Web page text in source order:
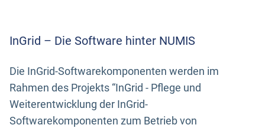
InGrid – Die Software hinter NUMIS
Die InGrid-Softwarekomponenten werden im
Rahmen des Projekts “InGrid - Pflege und
Weiterentwicklung der InGrid-
Softwarekomponenten zum Betrieb von